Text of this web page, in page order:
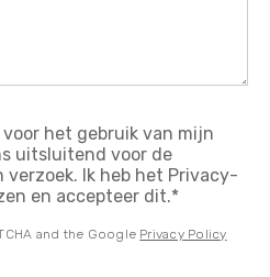
het gebruik van mijn
uitsluitend voor de
Ik heb het Privacy-
en accepteer dit.*
and the Google Privacy Policy